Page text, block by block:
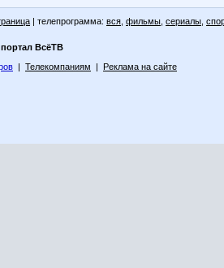
| телепрограмма: вся фильмы сериалы
ВсёТВ
| Телекомпаниям | Реклама на сайте